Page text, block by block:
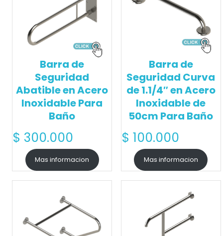
Barra de
Seguridad
Abatible en Acero
Inoxidable Para
Baño
$ 300.000
Mas informacion
Barra de
Seguridad Curva
de 1.1/4″ en Acero
Inoxidable de
50cm Para Baño
$ 100.000
Mas informacion